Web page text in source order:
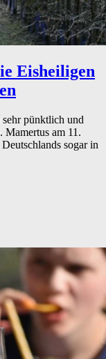
Eisheiligen
pünktlich und
Mamertus am 11.
sogar in